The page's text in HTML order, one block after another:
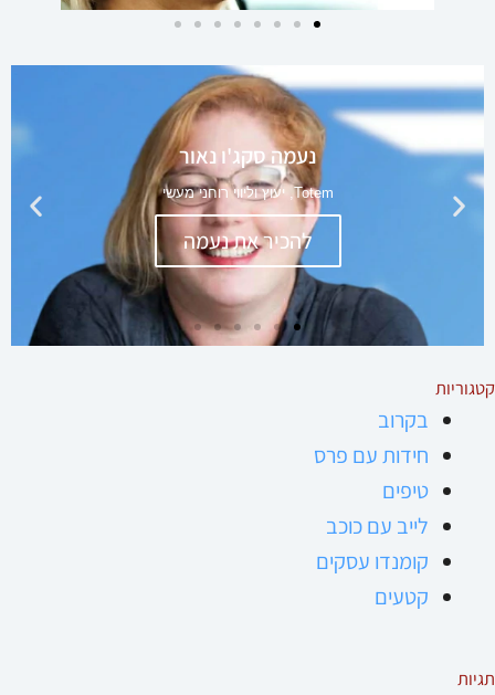
קטגוריות
בקרוב
חידות עם פרס
טיפים
לייב עם כוכב
קומנדו עסקים
קטעים
תגיות